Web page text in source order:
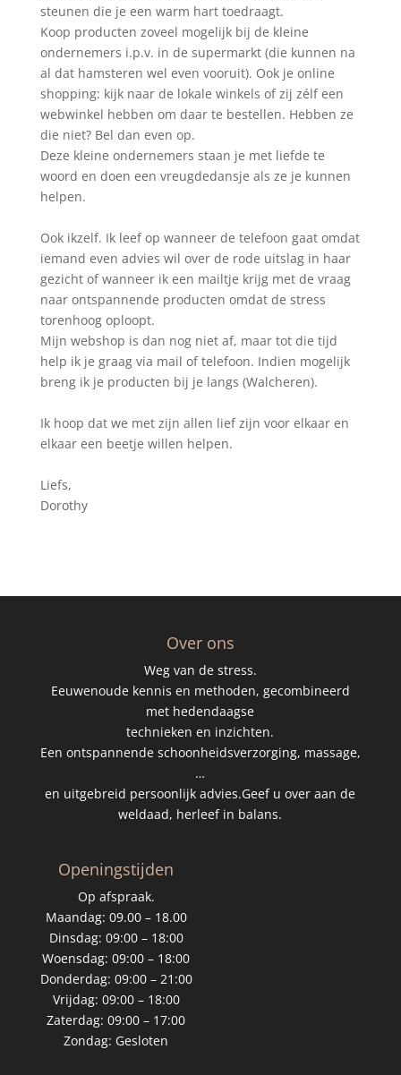
steunen die je een warm hart toedraagt.
Koop producten zoveel mogelijk bij de kleine
ondernemers i.p.v. in de supermarkt (die kunnen na
al dat hamsteren wel even vooruit). Ook je online
shopping: kijk naar de lokale winkels of zij zélf een
webwinkel hebben om daar te bestellen. Hebben ze
die niet? Bel dan even op.
Deze kleine ondernemers staan je met liefde te
woord en doen een vreugdedansje als ze je kunnen
helpen.
Ook ikzelf. Ik leef op wanneer de telefoon gaat omdat
iemand even advies wil over de rode uitslag in haar
gezicht of wanneer ik een mailtje krijg met de vraag
naar ontspannende producten omdat de stress
torenhoog oploopt.
Mijn webshop is dan nog niet af, maar tot die tijd
help ik je graag via mail of telefoon. Indien mogelijk
breng ik je producten bij je langs (Walcheren).
Ik hoop dat we met zijn allen lief zijn voor elkaar en
elkaar een beetje willen helpen.
Liefs,
Dorothy
Over ons
Weg van de stress.
Eeuwenoude kennis en methoden, gecombineerd
met hedendaagse
technieken en inzichten.
Een ontspannende schoonheidsverzorging, massage,
…
en uitgebreid persoonlijk advies.Geef u over aan de
weldaad, herleef in balans.
Openingstijden
Op afspraak.
Maandag: 09.00 – 18.00
Dinsdag: 09:00 – 18:00
Woensdag: 09:00 – 18:00
Donderdag: 09:00 – 21:00
Vrijdag: 09:00 – 18:00
Zaterdag: 09:00 – 17:00
Zondag: Gesloten